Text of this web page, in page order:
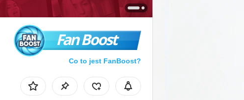
Fan Boost
Co to jest FanBoost?